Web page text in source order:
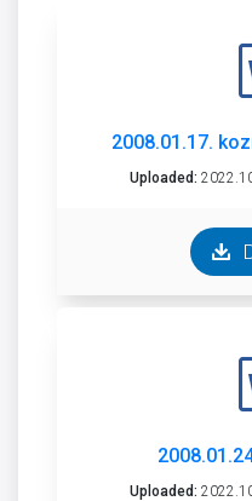
2008.01.17.
Uploaded:
Uploaded: